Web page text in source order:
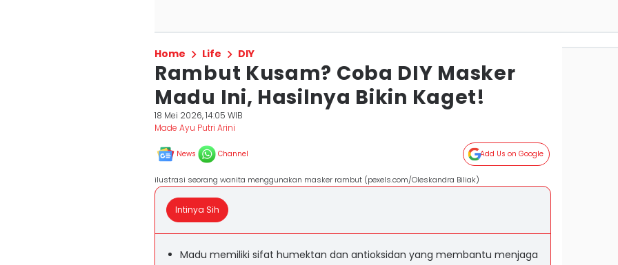
Home Life DIY
Rambut Kusam? Coba DIY Masker
Madu Ini, Hasilnya Bikin Kaget!
18 Mei 2026, 14:05 WIB
Made Ayu Putri Arini
News Channel Add Us on Google
ilustrasi seorang wanita menggunakan masker rambut (pexels.com/Oleskandra Biliak)
Intinya Sih
Madu memiliki sifat humektan dan antioksidan yang membantu menjaga